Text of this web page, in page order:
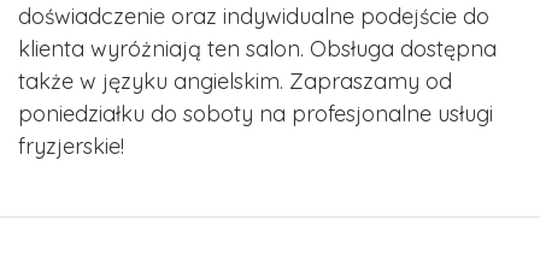
doświadczenie oraz indywidualne podejście do
klienta wyróżniają ten salon. Obsługa dostępna
także w języku angielskim. Zapraszamy od
poniedziałku do soboty na profesjonalne usługi
fryzjerskie!